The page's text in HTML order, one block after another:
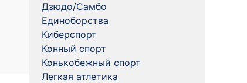
Дзюдо/Самбо
Единоборства
Киберспорт
Конный спорт
Конькобежный спорт
Легкая атлетика